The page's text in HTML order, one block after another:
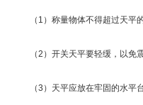
（1）称量物体不得超过天平
（2）开关天平要轻缓，以免
（3）天平应放在牢固的水平台